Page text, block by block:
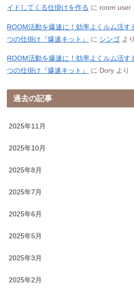
イドしてくる仕掛けを作る に room user
ROOM活動を爆速に！効率よくルム活す
つの仕掛け『爆速キット』
に シンゴ より
ROOM活動を爆速に！効率よくルム活す
つの仕掛け『爆速キット』
に Dory より
過去の記事
2025年11月
2025年10月
2025年8月
2025年7月
2025年6月
2025年5月
2025年3月
2025年2月